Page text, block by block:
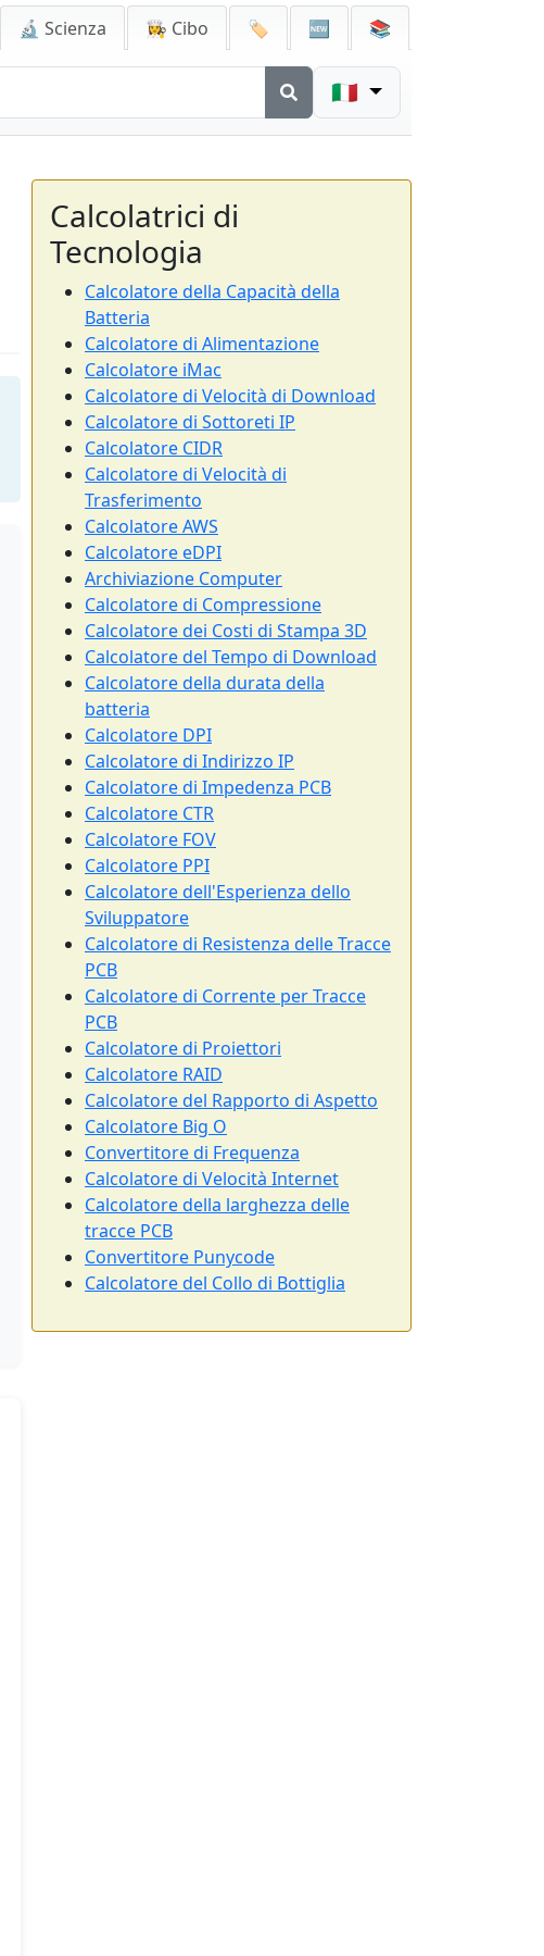
🔬 Scienza 👩‍🍳 Cibo 🏷️ 🆕 📚
🇮🇹
Calcolatrici di
Tecnologia
Calcolatore della Capacità della
Batteria
Calcolatore di Alimentazione
Calcolatore iMac
Calcolatore di Velocità di Download
Calcolatore di Sottoreti IP
Calcolatore CIDR
Calcolatore di Velocità di
Trasferimento
Calcolatore AWS
Calcolatore eDPI
Archiviazione Computer
Calcolatore di Compressione
Calcolatore dei Costi di Stampa 3D
Calcolatore del Tempo di Download
Calcolatore della durata della
batteria
Calcolatore DPI
Calcolatore di Indirizzo IP
Calcolatore di Impedenza PCB
Calcolatore CTR
Calcolatore FOV
Calcolatore PPI
Calcolatore dell'Esperienza dello
Sviluppatore
Calcolatore di Resistenza delle Tracce
PCB
Calcolatore di Corrente per Tracce
PCB
Calcolatore di Proiettori
Calcolatore RAID
Calcolatore del Rapporto di Aspetto
Calcolatore Big O
Convertitore di Frequenza
Calcolatore di Velocità Internet
Calcolatore della larghezza delle
tracce PCB
Convertitore Punycode
Calcolatore del Collo di Bottiglia